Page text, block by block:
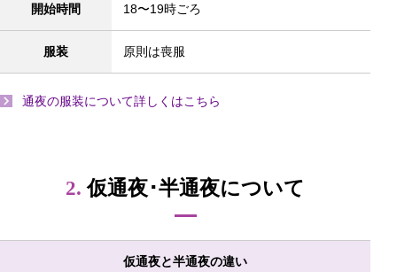
開始時間 18〜19時ごろ
服装 原則は喪服
通夜の服装について詳しくはこちら
2. 仮通夜･半通夜について
仮通夜と半通夜の違い